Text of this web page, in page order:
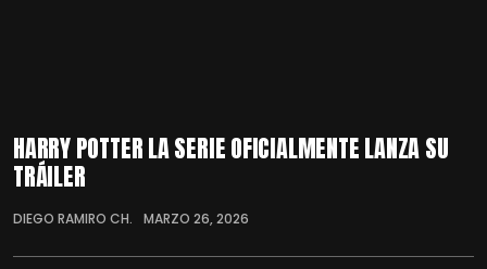
HARRY POTTER LA SERIE OFICIALMENTE LANZA SU
TRÁILER
DIEGO RAMIRO CH. MARZO 26, 2026